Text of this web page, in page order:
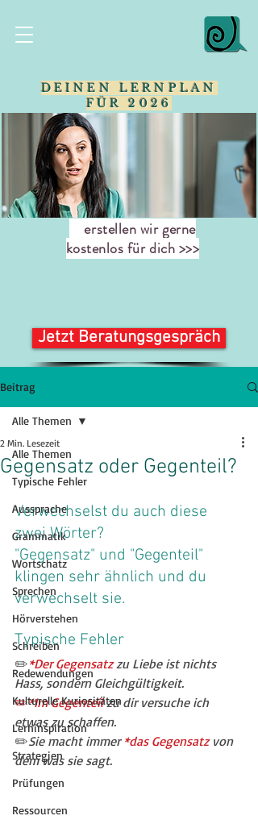
DEINEN LERNPLAN
FÜR 2026
erstellen wir gerne
kostenlos für dich >>>
Jetzt Beratungsgespräch
Beitrag
Alle Themen
Typische Fehler
Aussprache
Grammatik
Wortschatz
Sprechen
Hörverstehen
Schreiben
Redewendungen
Kulturelle Kuriositäten
Lerninspiration
Strategien
Prüfungen
Ressourcen
Alle Themen
Gegensatz oder Gegenteil?
2 Min. Lesezeit
Verwechselst du auch diese
zwei Wörter?
"Gegensatz" und "Gegenteil"
klingen sehr ähnlich und du
verwechselt sie.
Typische Fehler
✏️*Der Gegensatz zu Liebe ist nichts
Hass, sondern Gleichgültigkeit.
✏️*Im Gegenteil zu dir versuche ich
etwas zu schaffen.
✏️Sie macht immer *das Gegensatz von
dem was sie sagt.